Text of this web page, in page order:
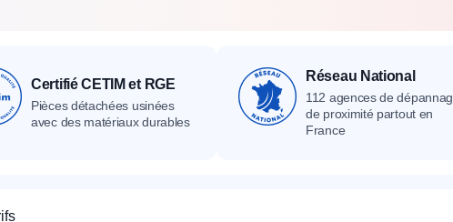
Certifié CETIM et RGE
Pièces détachées usinées
avec des matériaux durables
Réseau National
112 agences de
de proximité partout en
France